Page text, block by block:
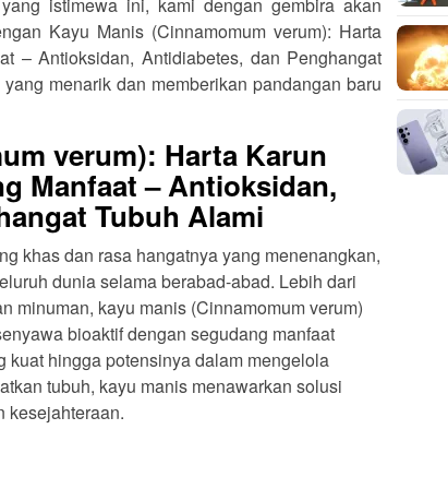
Kayu Manis (Cinnamomum verum): Harta
– Antioksidan, Antidiabetes, dan Penghangat
menarik dan memberikan pandangan baru
verum): Harta Karun
Manfaat – Antioksidan,
Tubuh Alami
khas dan rasa hangatnya yang menenangkan,
dunia selama berabad-abad. Lebih dari
minuman, kayu manis (Cinnamomum verum)
bioaktif dengan segudang manfaat
kuat hingga potensinya dalam mengelola
tubuh, kayu manis menawarkan solusi
kesejahteraan.